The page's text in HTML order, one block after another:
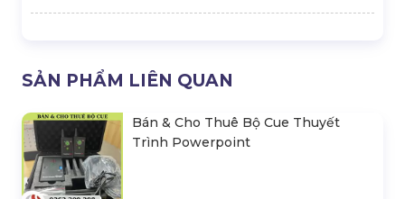
SẢN PHẨM LIÊN QUAN
Bán & Cho Thuê Bộ Cue Thuyết
Trình Powerpoint